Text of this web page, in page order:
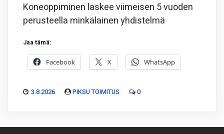
Koneoppiminen laskee viimeisen 5 vuoden
perusteella minkälainen yhdistelmä
Jaa tämä:
Facebook X WhatsApp
3.8.2026 PIKSU TOIMITUS 0